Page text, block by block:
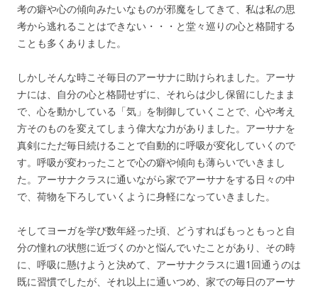
考の癖や心の傾向みたいなものが邪魔をしてきて、私は私の思
考から逃れることはできない・・・と堂々巡りの心と格闘する
ことも多くありました。
しかしそんな時こそ毎日のアーサナに助けられました。アーサ
ナには、自分の心と格闘せずに、それらは少し保留にしたまま
で、心を動かしている「気」を制御していくことで、心や考え
方そのものを変えてしまう偉大な力がありました。アーサナを
真剣にただ毎日続けることで自動的に呼吸が変化していくので
す。呼吸が変わったことで心の癖や傾向も薄らいでいきまし
た。アーサナクラスに通いながら家でアーサナをする日々の中
で、荷物を下ろしていくように身軽になっていきました。
そしてヨーガを学び数年経った頃、どうすればもっともっと自
分の憧れの状態に近づくのかと悩んでいたことがあり、その時
に、呼吸に懸けようと決めて、アーサナクラスに週1回通うのは
既に習慣でしたが、それ以上に通いつめ、家での毎日のアーサ